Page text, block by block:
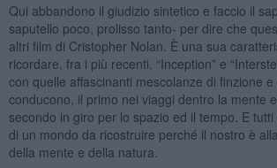
Qui abbandono il giudizio sintetico e faccio il
saputello poco, prolisso tanto- per dire che
altri film di Cristopher Nolan. È una sua
ricordare, fra i più recenti, “Inception” e
con quelle affascinanti mescolanze di finzione
conducono, il primo nei viaggi dentro la mente
secondo in giro per lo spazio ed il tempo. E
di un mondo da ricostruire perché il nostro è
della mente e della natura.